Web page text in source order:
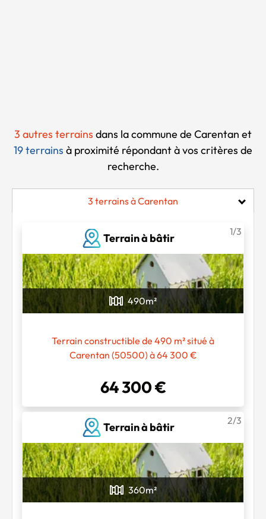
3 autres terrains dans la commune de Carentan et
19 terrains à proximité répondant à vos critères de
recherche.
Chargement...
3 terrains à Carentan
Terrain à bâtir
1/3
490m²
Terrain constructible de 490 m² situé à
Carentan (50500) à 64 300 €
64 300 €
Terrain à bâtir
2/3
360m²